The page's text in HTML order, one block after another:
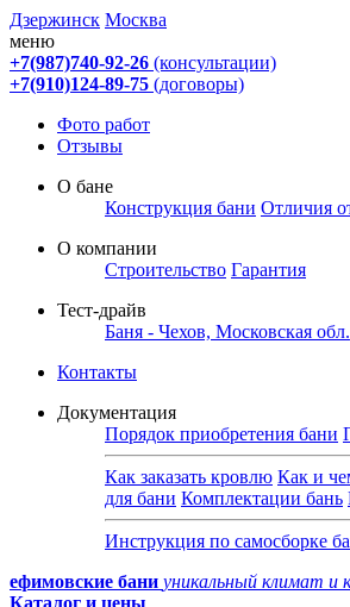
Дзержинск Москва
меню
+7(987)740-92-26 (консультации)
+7(910)124-89-75 (договоры)
Фото работ
Отзывы
О бане
Конструкция бани Отличия
О компании
Строительство Гарантия
Тест-драйв
Баня - Чехов, Московская обл.
Контакты
Документация
Порядок приобретения бани
Как заказать кровлю Как и
для бани Комплектации бань
Инструкция по самосборке
ефимовские бани уникальный климат и
Каталог и цены